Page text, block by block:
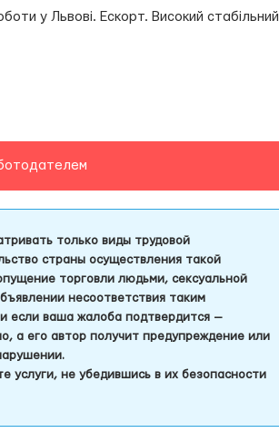
у Львові. Ескорт. Високий стабільний
только виды трудовой
страны осуществления такой
торговли людьми, сексуальной
несоответствия таким
если ваша жалоба подтвердится —
а его автор получит предупреждение или
услуги, не убедившись в их безопасности